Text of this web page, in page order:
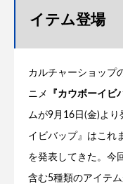
イテム登場
カルチャーショップ
ニメ 『カウボーイビ
ムが9月16日(金)よ
イビバップ』はこれ
を発表してきた。今
含む5種類のアイテ